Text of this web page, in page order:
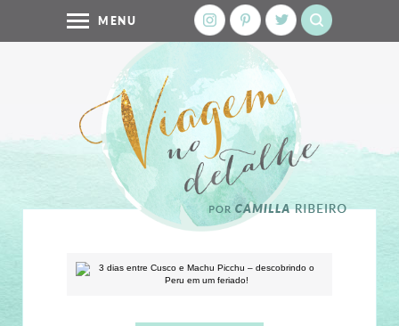
MENU